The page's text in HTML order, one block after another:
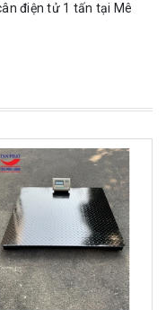
điện tử 1 tấn tại Mê